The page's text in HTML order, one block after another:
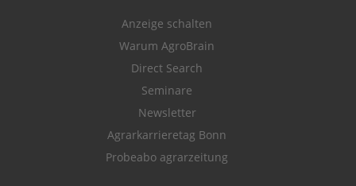
Anzeige schalten
Warum AgroBrain
Direct Search
Seminare
Newsletter
Agrarkarrieretag Bonn
Probeabo agrarzeitung